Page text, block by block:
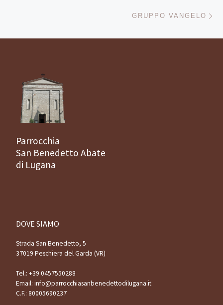
GRUPPO VANGELO
Parrocchia
San Benedetto Abate
di Lugana
DOVE SIAMO
Strada San Benedetto, 5
37019 Peschiera del Garda (VR)
Tel.: +39 0457550288
Email: info@parrocchiasanbenedettodilugana.it
C.F.: 80005690237